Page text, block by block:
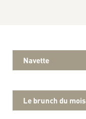
Navette
Le brunch du mois